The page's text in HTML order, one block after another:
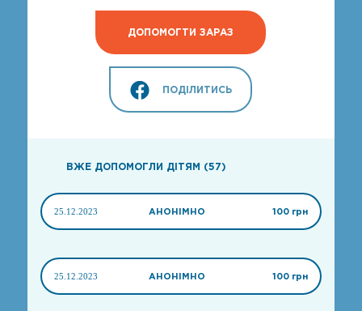
ДОПОМОГТИ ЗАРАЗ
ПОДІЛИТИСЬ
ВЖЕ ДОПОМОГЛИ ДІТЯМ (57)
25.12.2023 АНОНІМНО 100 грн
25.12.2023 АНОНІМНО 100 грн